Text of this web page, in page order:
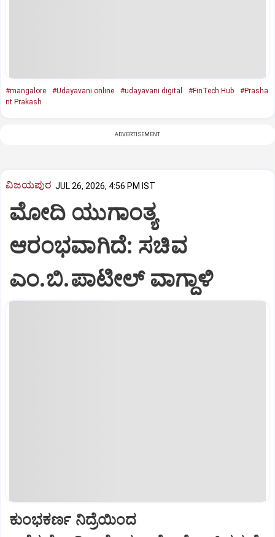
#mangalore #Udayavani online #udayavani digital #FinTech Hub
#Prasha
nt Prakash
ADVERTISEMENT
ವಿಜಯಪುರ JUL 26, 2026, 4:56 PM IST
ಮೋದಿ ಯುಗಾಂತ್ಯ
ಆರಂಭವಾಗಿದೆ: ಸಚಿವ
ಎಂ.ಬಿ.ಪಾಟೀಲ್ ವಾಗ್ದಾಳಿ
ಕುಂಭಕರ್ಣ ನಿದ್ರೆಯಿಂದ